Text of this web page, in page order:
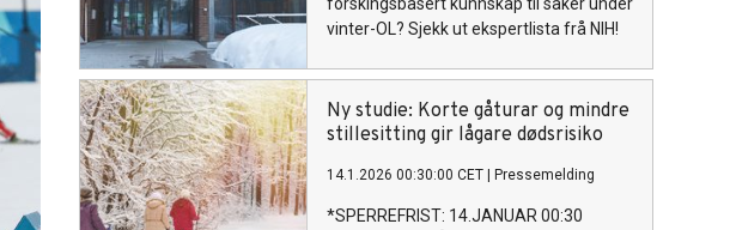
vinter-OL? Sjekk ut ekspertlista frå NIH!
Ny studie: Korte gåturar og mindre
stillesitting gir lågare dødsrisiko
14.1.2026 00:30:00 CET Pressemelding
*SPERREFRIST: 14.JANUAR 00:30